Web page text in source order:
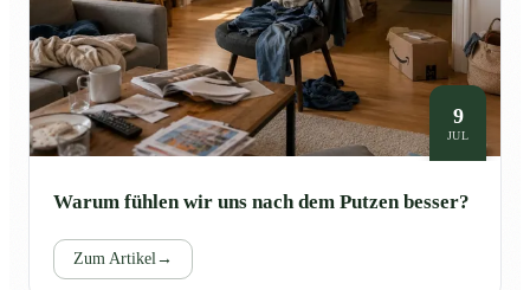
9
JUL
Warum fühlen wir uns nach dem Putzen besser?
Zum Artikel→